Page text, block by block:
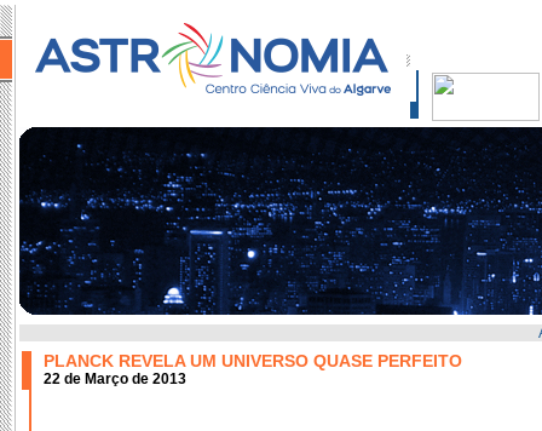
PLANCK REVELA UM UNIVERSO QUASE PERFEITO
22 de Março de 2013